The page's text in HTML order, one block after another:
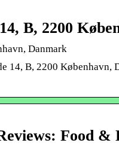
B, 2200
Danmark
14, B, 2200
Food